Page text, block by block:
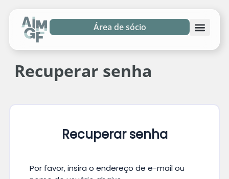
Área de sócio
Recuperar senha
Recuperar senha
Por favor, insira o endereço de e-mail ou